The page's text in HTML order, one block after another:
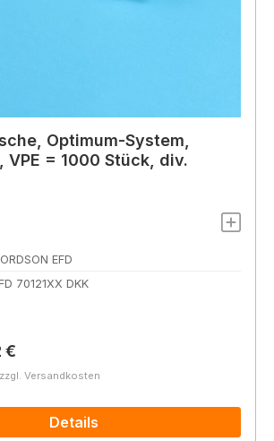
Optimum-System,
VPE = 1000 Stück, div.
EFD
70121XX DKK
€
Versandkosten
Details